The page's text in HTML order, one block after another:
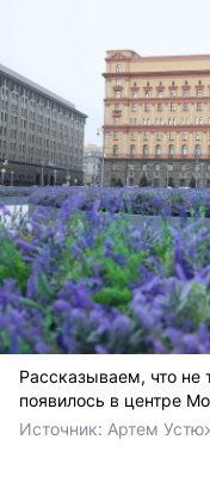
Рассказываем, что не
появилось в центре
Источник: Артем